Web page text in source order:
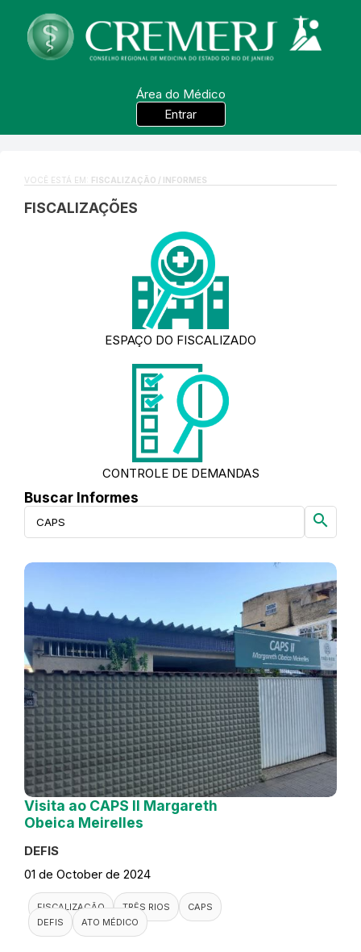
Área do Médico
Entrar
VOCÊ ESTÁ EM: FISCALIZAÇÃO / INFORMES
FISCALIZAÇÕES
ESPAÇO DO FISCALIZADO
CONTROLE DE DEMANDAS
Buscar Informes
search
Visita ao CAPS II Margareth
Obeica Meirelles
DEFIS
01 de October de 2024
FISCALIZAÇÃO TRÊS RIOS
CAPS
DEFIS
ATO MÉDICO